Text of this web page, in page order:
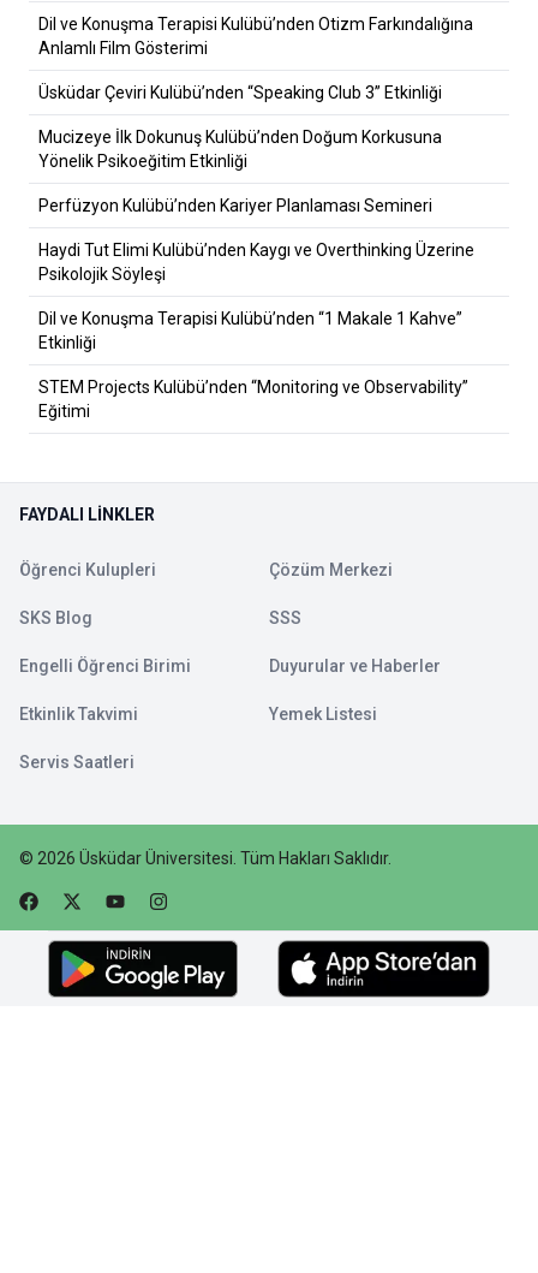
Dil ve Konuşma Terapisi Kulübü’nden Otizm Farkındalığına
Anlamlı Film Gösterimi
Üsküdar Çeviri Kulübü’nden “Speaking Club 3” Etkinliği
Mucizeye İlk Dokunuş Kulübü’nden Doğum Korkusuna
Yönelik Psikoeğitim Etkinliği
Perfüzyon Kulübü’nden Kariyer Planlaması Semineri
Haydi Tut Elimi Kulübü’nden Kaygı ve Overthinking Üzerine
Psikolojik Söyleşi
Dil ve Konuşma Terapisi Kulübü’nden “1 Makale 1 Kahve”
Etkinliği
STEM Projects Kulübü’nden “Monitoring ve Observability”
Eğitimi
FAYDALI LINKLER
Öğrenci Kulupleri Çözüm Merkezi
SKS Blog SSS
Engelli Öğrenci Birimi Duyurular ve Haberler
Etkinlik Takvimi Yemek Listesi
Servis Saatleri
© 2026 Üsküdar Üniversitesi. Tüm Hakları Saklıdır.